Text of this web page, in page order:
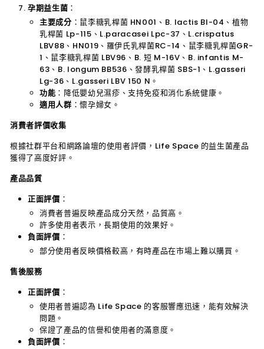
孕期益生菌 ：
主要成分 ：鼠李糖乳桿菌 HN001、B. lactis Bl-04、植物
乳桿菌 Lp-115、L.paracasei Lpc-37、L.crispatus
LBV88、HN019、羅伊氏乳桿菌RC-14、鼠李糖乳桿菌GR-
1、鼠李糖乳桿菌 LBV96、B. 短 M-16V、B. infantis M-
63、B. longum BB536、發酵乳桿菌 SBS-1、L.gasseri
Lg-36、L.gasseri LBV 150 N。
功能 ：降低嬰幼兒濕疹、支持免疫和消化系統健康。
適用人群 ：懷孕婦女。
消費者評價收集
根據社群平台和網路論壇的使用者評價，Life Space 的益生菌產品
獲得了高度好評。
產品品質
正面評價 ：
消費者普遍反映產品成分天然，品質高。
許多使用者表示，長期使用的效果好。
負面評價 ：
部分使用者反映價格較高，有時產品在市場上難以購買。
售後服務
正面評價 ：
使用者普遍認為 Life Space 的客服響應迅速，能有效解決
問題。
保證了產品的信譽和使用者的滿意度。
負面評價 ：